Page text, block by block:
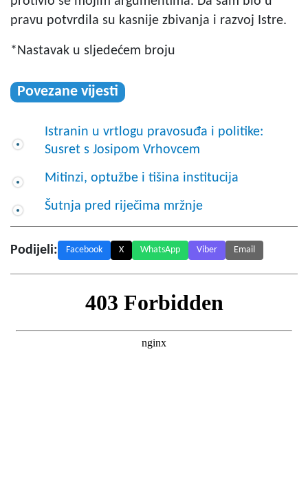
pravu potvrdila su kasnije zbivanja i razvoj Istre.
*Nastavak u sljedećem broju
Povezane vijesti
Istranin u vrtlogu pravosuđa i politike:
Susret s Josipom Vrhovcem
Mitinzi, optužbe i tišina institucija
Šutnja pred riječima mržnje
Podijeli: Facebook X WhatsApp Viber Email